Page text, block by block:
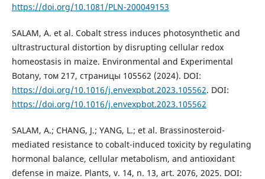
https://doi.org/10.1081/PLN-200049153
SALAM, A. et al. Cobalt stress induces photosynthetic and
ultrastructural distortion by disrupting cellular redox
homeostasis in maize. Environmental and Experimental
Botany, том 217, страницы 105562 (2024). DOI:
https://doi.org/10.1016/j.envexpbot.2023.105562. DOI:
https://doi.org/10.1016/j.envexpbot.2023.105562
SALAM, A.; CHANG, J.; YANG, L.; et al. Brassinosteroid-
mediated resistance to cobalt-induced toxicity by regulating
hormonal balance, cellular metabolism, and antioxidant
defense in maize. Plants, v. 14, n. 13, art. 2076, 2025. DOI: